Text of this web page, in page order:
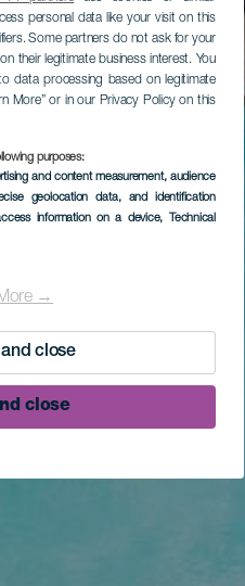
personal data like your visit on this
Some partners do not ask for your
their legitimate business interest. You
data processing based on legitimate
More” or in our Privacy Policy on this
purposes:
and content measurement, audience
geolocation data, and identification
information on a device, Technical
→
close
close